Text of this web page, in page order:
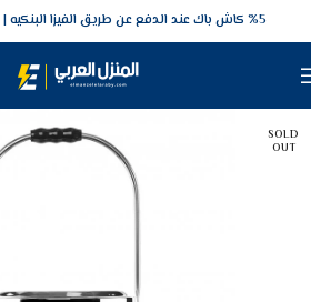
5‎% كاش باك عند الدفع عن طريق الفيزا البنكيه
SOLD
OUT